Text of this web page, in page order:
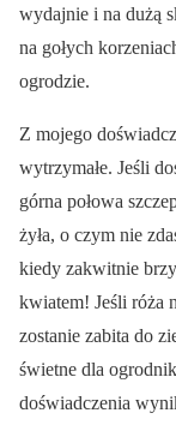
wydajnie i na dużą
na gołych
ogrodzie.
Z mojego
wytrzymałe. Jeśli
górna połowa
żyła, o czym nie
kiedy zakwitnie
kwiatem! Jeśli róża
zostanie zabita do
świetne dla
doświadczenia